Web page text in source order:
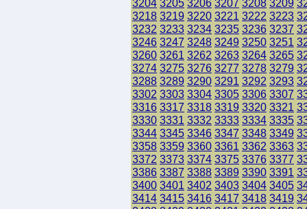
3204 3205 3206 3207 3208 3209
3218 3219 3220 3221 3222 3223
3232 3233 3234 3235 3236 3237
3246 3247 3248 3249 3250 3251
3260 3261 3262 3263 3264 3265
3274 3275 3276 3277 3278 3279
3288 3289 3290 3291 3292 3293
3302 3303 3304 3305 3306 3307
3316 3317 3318 3319 3320 3321
3330 3331 3332 3333 3334 3335
3344 3345 3346 3347 3348 3349
3358 3359 3360 3361 3362 3363
3372 3373 3374 3375 3376 3377
3386 3387 3388 3389 3390 3391
3400 3401 3402 3403 3404 3405
3414 3415 3416 3417 3418 3419